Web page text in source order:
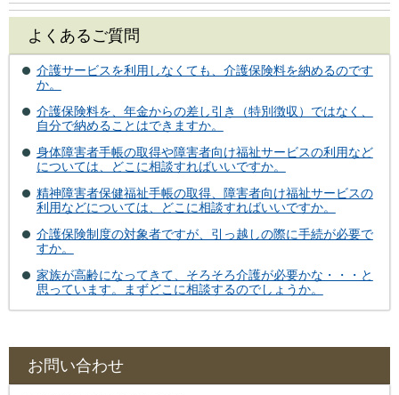
よくあるご質問
介護サービスを利用しなくても、介護保険料を納めるのです
か。
介護保険料を、年金からの差し引き（特別徴収）ではなく、
自分で納めることはできますか。
身体障害者手帳の取得や障害者向け福祉サービスの利用など
については、どこに相談すればいいですか。
精神障害者保健福祉手帳の取得、障害者向け福祉サービスの
利用などについては、どこに相談すればいいですか。
介護保険制度の対象者ですが、引っ越しの際に手続が必要で
すか。
家族が高齢になってきて、そろそろ介護が必要かな・・・と
思っています。まずどこに相談するのでしょうか。
お問い合わせ